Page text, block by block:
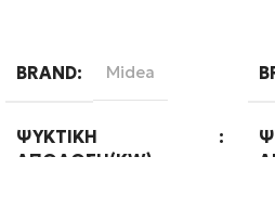
BRAND Midea
ΨΥΚΤΙΚΉ
ΑΠΌΔΟΣΗ(KW)